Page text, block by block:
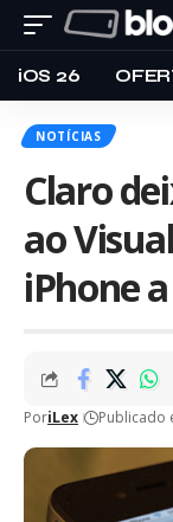
iOS 26
NOTÍCIAS
Claro
ao
iPhone
PoriLex Publicado